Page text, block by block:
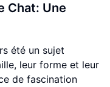
Chat: Une
été un sujet
leur forme et leur
de fascination